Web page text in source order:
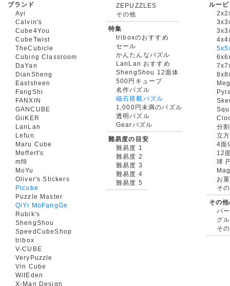
ブランド
Ayi
Calvin's
Cube4You
CubeTwist
TheCubicle
Cubing Classroom
DaYan
DianSheng
Eastsheen
FangShi
FANXIN
GANCUBE
GiiKER
LanLan
Lefun
Maru Cube
Meffert's
mf8
MoYu
Oliver's Stickers
Picube
Puzzle Master
QiYi MoFangGe
Rubik's
ShengShou
SpeedCubeShop
tribox
V-CUBE
VeryPuzzle
Vin Cube
WitEden
X-Man Design
ZEPUZZLES
その他
特集
triboxのおすすめ
セール
かんたんなパズル
LanLan おすすめ
ShengShou 12面体
500円キューブ
名作パズル
磁石搭載パズル
1,000円未満のパズル
透明パズル
Gearパズル
難易度の目安
難易度 1
難易度 2
難易度 3
難易度 4
難易度 5
ルー
分
立
4面
12
球
お
そ
その
パ
グ
そ